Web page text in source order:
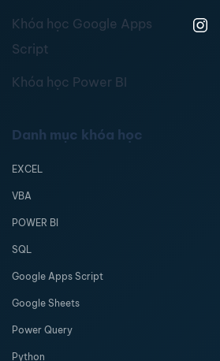
Khóa học Google Apps
Script
Khóa học Power BI
Danh mục khóa học
EXCEL
VBA
POWER BI
SQL
Google Apps Script
Google Sheets
Power Query
Python